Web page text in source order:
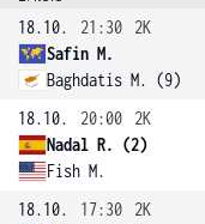
18.10. 21:30
2K
Safin M.
Baghdatis M. (9)
18.10.
20:00
2K
Nadal R. (2)
Fish M.
18.10.
17:30
2K